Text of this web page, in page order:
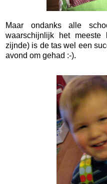
Maar ondanks alle
waarschijnlijk het
zijnde) is de tas wel een
avond om gehad :-).